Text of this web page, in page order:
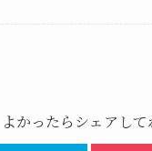
よかったらシェアして